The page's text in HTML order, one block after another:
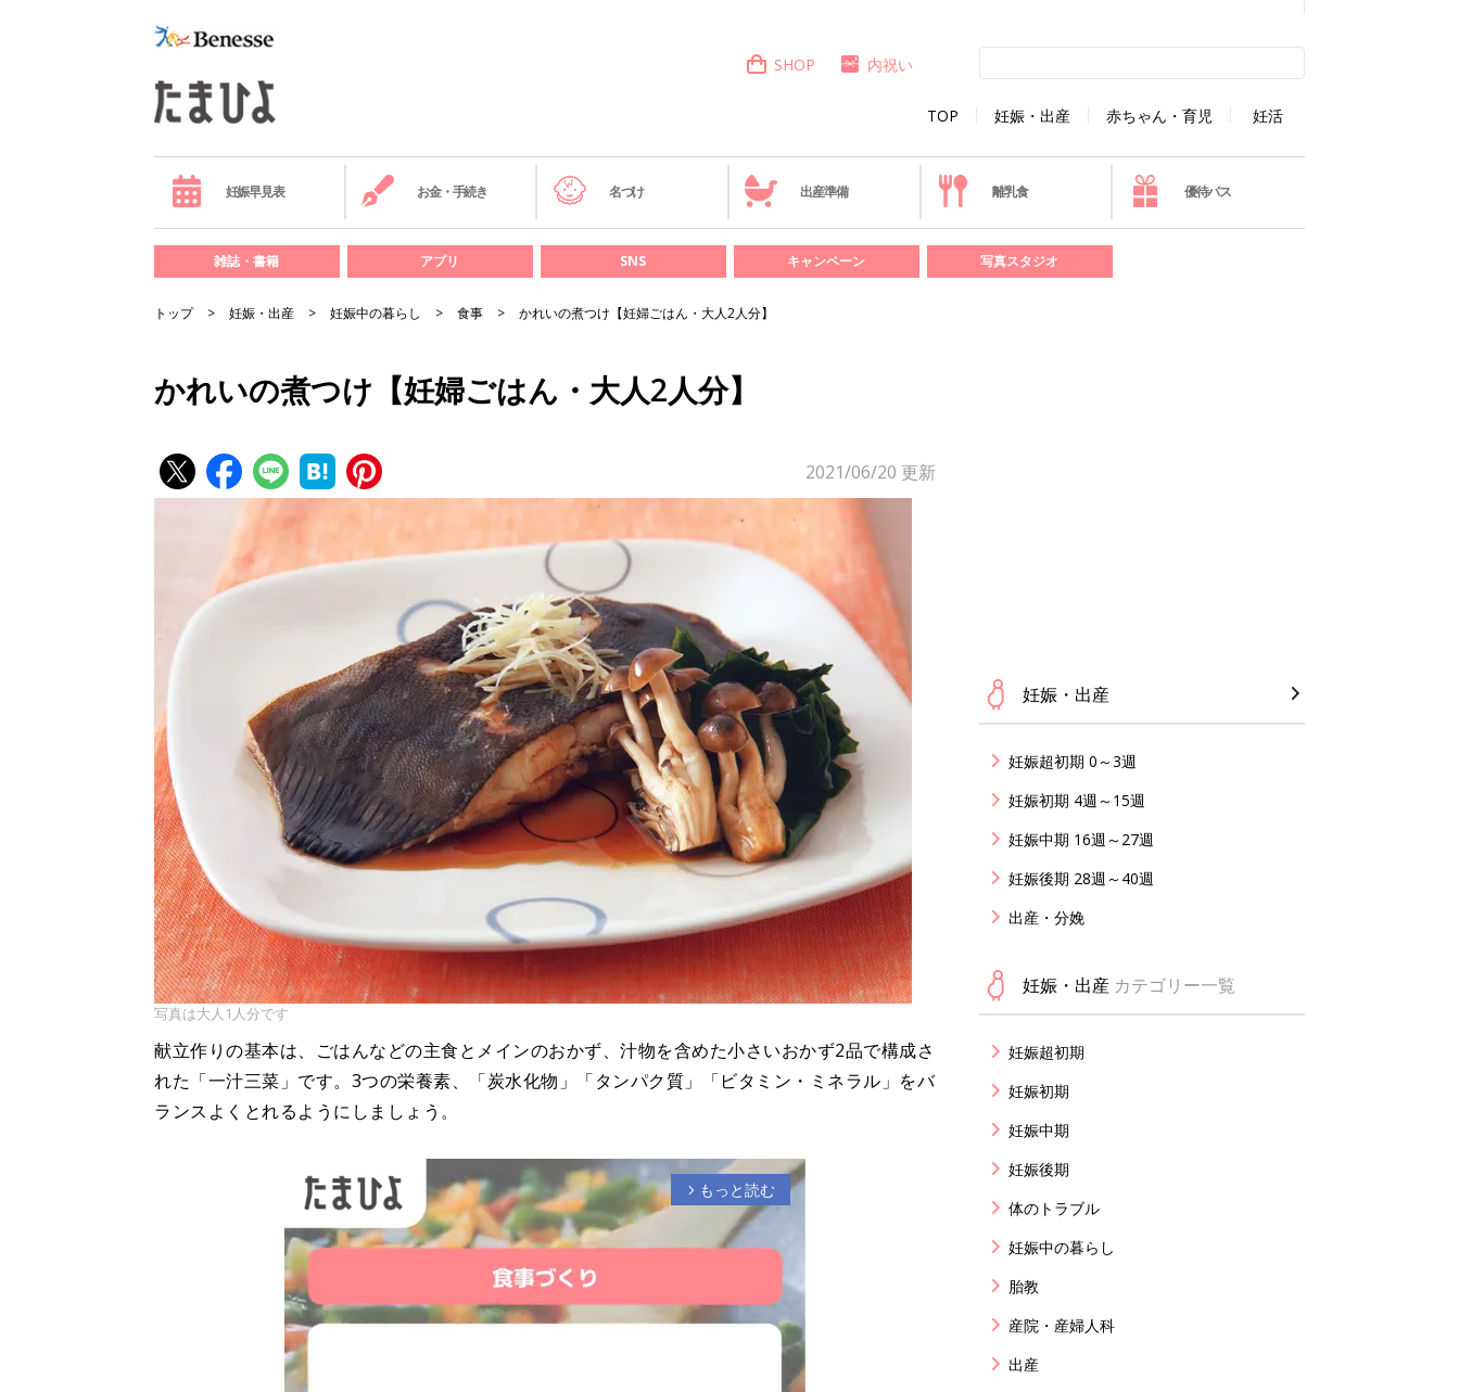
TOP 妊娠・出産 赤ちゃん・育児 妊活
SHOP 内祝い
妊娠早見表 お金・手続き 名づけ 出産準備 離乳食 優待パス
雑誌・書籍 アプリ SNS キャンペーン 写真スタジオ
トップ 妊娠・出産 妊娠中の暮らし 食事 かれいの煮つけ【妊婦ごはん・大人2人分】
かれいの煮つけ【妊婦ごはん・大人2人分】
2021/06/20 更新
写真は大人1人分です
献立作りの基本は、ごはんなどの主食とメインのおかず、汁物を含めた小さいおかず2品で構成さ
れた「一汁三菜」です。3つの栄養素、「炭水化物」「タンパク質」「ビタミン・ミネラル」をバ
ランスよくとれるようにしましょう。
arrow_forward_ios もっと読む
妊娠・出産
妊娠超初期 0～3週
妊娠初期 4週～15週
妊娠中期 16週～27週
妊娠後期 28週～40週
出産・分娩
妊娠・出産 カテゴリー一覧
妊娠超初期
妊娠初期
妊娠中期
妊娠後期
体のトラブル
妊娠中の暮らし
胎教
産院・産婦人科
出産